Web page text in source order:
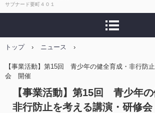
サブナード要町４０１
トップ › ニュース ›
【事業活動】第15回 青少年の健全育成・非行防
会 開催
【事業活動】第15回 青少年の
非行防止を考える講演・研修